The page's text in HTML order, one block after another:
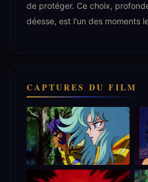
de protéger. Ce choix,
déesse, est l'un des moments
CAPTURES DU FILM